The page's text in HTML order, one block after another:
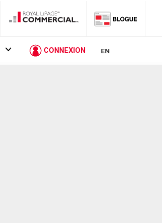
CONNEXION EN